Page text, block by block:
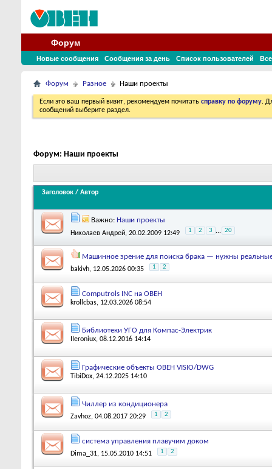
Форум
Новые сообщения Сообщения за день Список пользователей
Форум Разное Наши проекты
Если это ваш первый визит, рекомендуем почитать справку по форуму.
сообщений выберите раздел.
Форум: Наши проекты
Заголовок / Автор
Важно: Наши проекты
Николаев Андрей, 20.02.2009 12:49 1 2 3 ... 20
Машинное зрение для поиска брака — нужны реальные
bakivh, 12.05.2026 00:35 1 2
Computrols INC на ОВЕН
krollcbas, 12.03.2026 08:54
Библиотеки УГО для Компас-Электрик
IIeroniux, 08.12.2016 14:14
Графические объекты ОВЕН VISIO/DWG
TibiDox, 24.12.2025 14:10
Чиллер из кондиционера
Zavhoz, 04.08.2017 20:29 1 2
система управления плавучим доком
Dima_31, 15.05.2010 14:51 1 2